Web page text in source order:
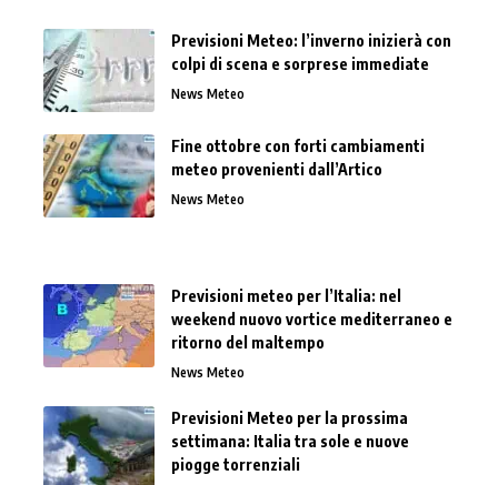
Previsioni Meteo: l’inverno inizierà con
colpi di scena e sorprese immediate
News Meteo
Fine ottobre con forti cambiamenti
meteo provenienti dall’Artico
News Meteo
Previsioni meteo per l’Italia: nel
weekend nuovo vortice mediterraneo e
ritorno del maltempo
News Meteo
Previsioni Meteo per la prossima
settimana: Italia tra sole e nuove
piogge torrenziali